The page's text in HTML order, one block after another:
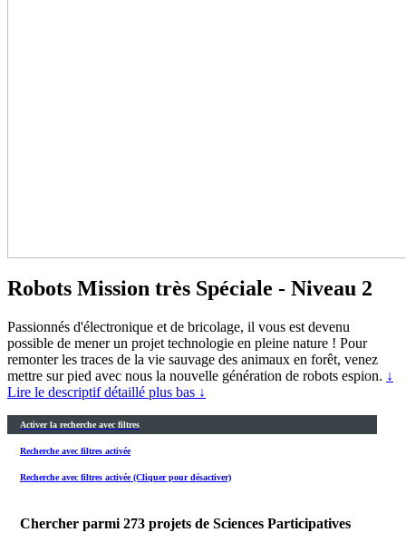
Robots Mission très Spéciale - Niveau 2
Passionnés d'électronique et de bricolage, il vous est devenu
possible de mener un projet technologie en pleine nature ! Pour
remonter les traces de la vie sauvage des animaux en forêt, venez
mettre sur pied avec nous la nouvelle génération de robots espion. ↓
Lire le descriptif détaillé plus bas ↓
Activer la recherche avec filtres
Recherche avec filtres activée
Recherche avec filtres activée (Cliquer pour désactiver)
Chercher parmi 273 projets de Sciences Participatives